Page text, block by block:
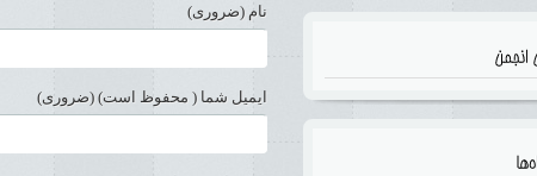
نام (ضروری)
ایمیل شما ( محفوظ است) (ضروری)